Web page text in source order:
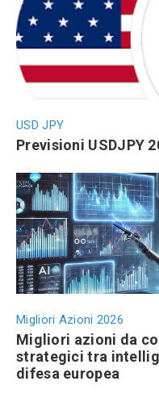
USD JPY
Previsioni USDJPY
Migliori Azioni 2026
Migliori azioni da
strategici tra
difesa europea